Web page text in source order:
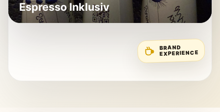
Espresso Inklusiv
BRAND
EXPERIENCE